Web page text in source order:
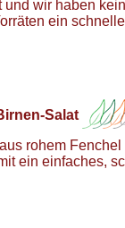
und wir haben
ein
Salat
rohem
ein einfaches,